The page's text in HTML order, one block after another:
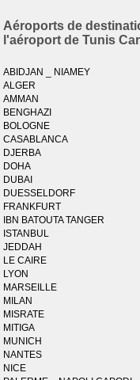
Aéroports de
l'aéroport de Tunis
ABIDJAN _ NIAMEY
ALGER
AMMAN
BENGHAZI
BOLOGNE
CASABLANCA
DJERBA
DOHA
DUBAI
DUESSELDORF
FRANKFURT
IBN BATOUTA TANGER
ISTANBUL
JEDDAH
LE CAIRE
LYON
MARSEILLE
MILAN
MISRATE
MITIGA
MUNICH
NANTES
NICE